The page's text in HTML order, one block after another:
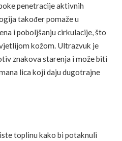
penetracije aktivnih
također pomaže u
i poboljšanju cirkulacije, što
kožom. Ultrazvuk je
znakova starenja i može biti
lica koji daju dugotrajne
toplinu kako bi potaknuli